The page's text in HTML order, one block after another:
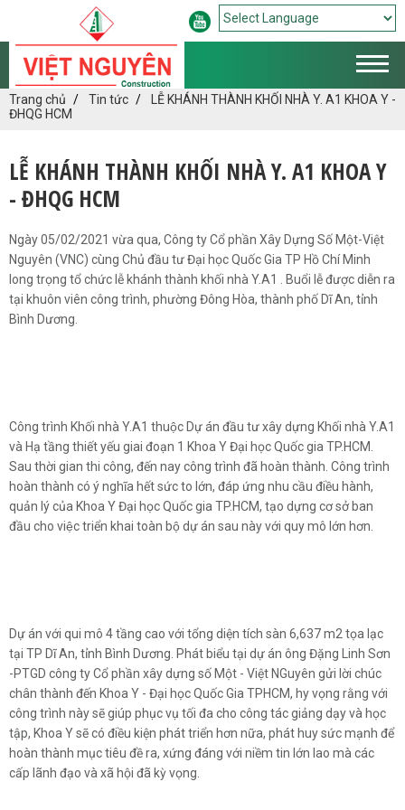
Powered by Translate
Trang chủ Tin tức
LỄ KHÁNH THÀNH KHỐI NHÀ Y. A1 KHOA Y -
ĐHQG HCM
LỄ KHÁNH THÀNH KHỐI NHÀ Y. A1 KHOA Y
- ĐHQG HCM
Ngày 05/02/2021 vừa qua, Công ty Cổ phần Xây Dựng Số Một-Việt
Nguyên (VNC) cùng Chủ đầu tư Đại học Quốc Gia TP Hồ Chí Minh
long trọng tổ chức lễ khánh thành khối nhà Y.A1 . Buổi lễ được diễn ra
tại khuôn viên công trình, phường Đông Hòa, thành phố Dĩ An, tỉnh
Bình Dương.
Công trình Khối nhà Y.A1 thuộc Dự án đầu tư xây dựng Khối nhà Y.A1
và Hạ tầng thiết yếu giai đoạn 1 Khoa Y Đại học Quốc gia TP.HCM.
Sau thời gian thi công, đến nay công trình đã hoàn thành. Công trình
hoàn thành có ý nghĩa hết sức to lớn, đáp ứng nhu cầu điều hành,
quản lý của Khoa Y Đại học Quốc gia TP.HCM, tạo dựng cơ sở ban
đầu cho việc triển khai toàn bộ dự án sau này với quy mô lớn hơn.
Dự án với qui mô 4 tầng cao với tổng diện tích sàn 6,637 m2 tọa lạc
tại TP Dĩ An, tỉnh Bình Dương. Phát biểu tại dự án ông Đặng Linh Sơn
-PTGD công ty Cổ phần xây dựng số Một - Việt NGuyên gửi lời chúc
chân thành đến Khoa Y - Đại học Quốc Gia TPHCM, hy vọng rằng với
công trình này sẽ giúp phục vụ tối đa cho công tác giảng dạy và học
tập, Khoa Y sẽ có điều kiện phát triển hơn nữa, phát huy sức mạnh để
hoàn thành mục tiêu đề ra, xứng đáng với niềm tin lớn lao mà các
cấp lãnh đạo và xã hội đã kỳ vọng.
ĐĂNG KÝ TƯ VẤN MIỄN PHÍ